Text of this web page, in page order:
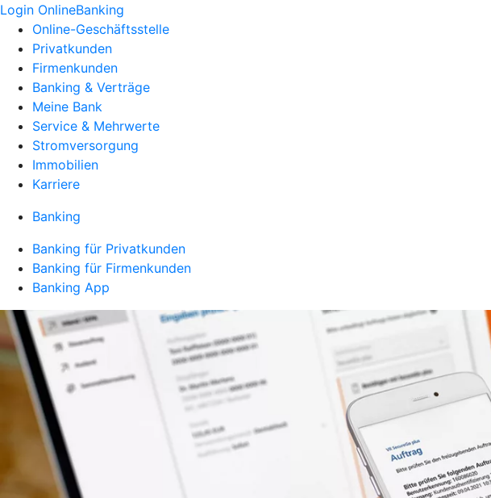
Login OnlineBanking
Online-Geschäftsstelle
Privatkunden
Firmenkunden
Banking & Verträge
Meine Bank
Service & Mehrwerte
Stromversorgung
Immobilien
Karriere
Banking
Banking für Privatkunden
Banking für Firmenkunden
Banking App